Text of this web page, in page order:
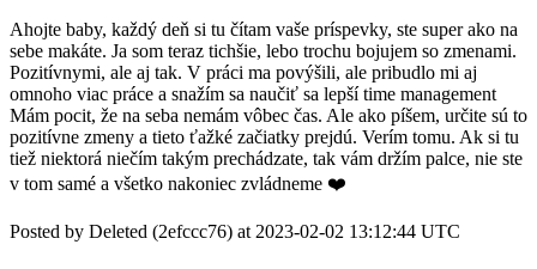
Ahojte baby, každý deň si tu čítam vaše príspevky, ste super ako na
sebe makáte. Ja som teraz tichšie, lebo trochu bojujem so zmenami.
Pozitívnymi, ale aj tak. V práci ma povýšili, ale pribudlo mi aj
omnoho viac práce a snažím sa naučiť sa lepší time management
Mám pocit, že na seba nemám vôbec čas. Ale ako píšem, určite sú to
pozitívne zmeny a tieto ťažké začiatky prejdú. Verím tomu. Ak si tu
tiež niektorá niečím takým prechádzate, tak vám držím palce, nie ste
v tom samé a všetko nakoniec zvládneme ❤️
Posted by Deleted (2efccc76) at 2023-02-02 13:12:44 UTC